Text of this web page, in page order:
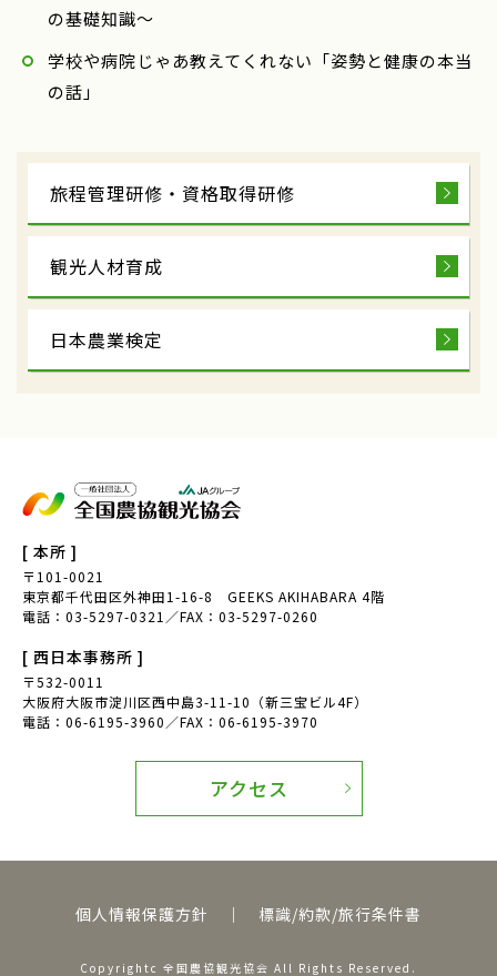
の基礎知識～
学校や病院じゃあ教えてくれない「姿勢と健康の本当
の話」
旅程管理研修・ 資格取得研修
観光人材育成
日本農業検定
[ 本所 ]
〒101-0021
東京都千代田区外神田1-16-8 GEEKS AKIHABARA 4階
電話：03-5297-0321／FAX：03-5297-0260
[ 西日本事務所 ]
〒532-0011
大阪府大阪市淀川区西中島3-11-10（新三宝ビル4F）
電話：06-6195-3960／FAX：06-6195-3970
アクセス
個人情報保護方針 ｜ 標識/約款/旅行条件書
Copyrightc 全国農協観光協会 All Rights Reserved.